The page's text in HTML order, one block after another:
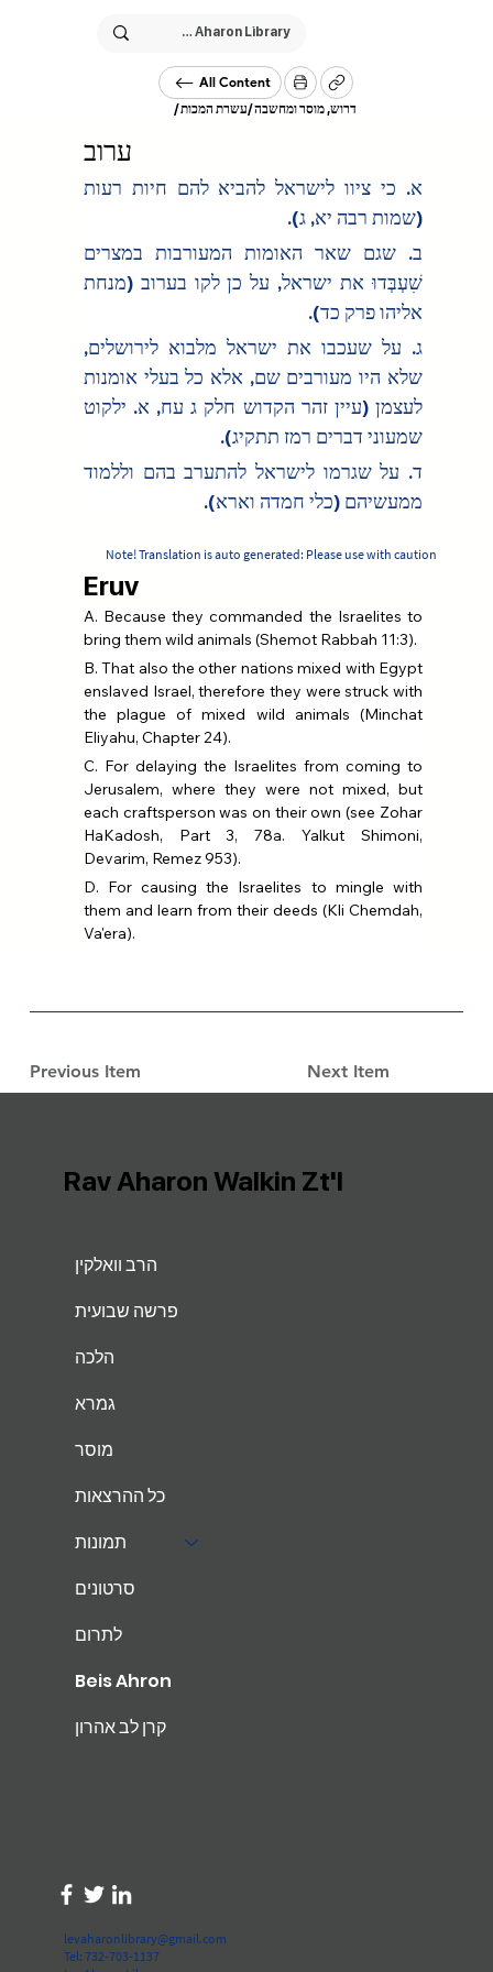
Previous Item Next Item
All Content
/עשרת המכות/דרוש, מוסר ומחשבה
ערוב
(שמות רבה יא, ג).
אליהו פרק כד).
שמעוני דברים רמז תתקיג).
ממעשיהם (כלי חמדה וארא).
Note! Translation is auto generated: Please use with caution
Eruv
A. Because they commanded the Israelites to
bring them wild animals (Shemot Rabbah 11:3).
B. That also the other nations mixed with Egypt
enslaved Israel, therefore they were struck with
the plague of mixed wild animals (Minchat
Eliyahu, Chapter 24).
C. For delaying the Israelites from coming to
Jerusalem, where they were not mixed, but
each craftsperson was on their own (see Zohar
HaKadosh, Part 3, 78a. Yalkut Shimoni,
Devarim, Remez 953).
D. For causing the Israelites to mingle with
them and learn from their deeds (Kli Chemdah,
Va'era).
הרב וואלקין
פרשה שבועית
הלכה
גמרא
מוסר
כל ההרצאות
תמונות
סרטונים
לתרום
Beis Ahron
קרן לב אהרון
levaharonlibrary@gmail.com
Tel: 732-703-1137
Rav Aharon Walkin Zt'l